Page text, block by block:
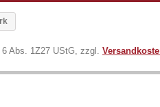
Abs. 1Z27 UStG, zzgl.